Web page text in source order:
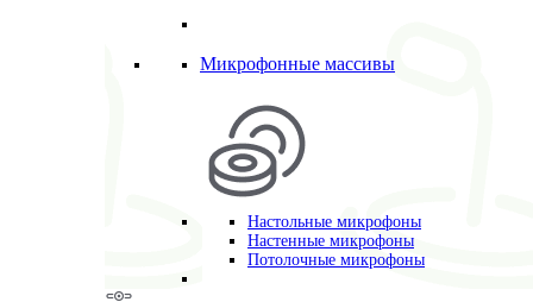
Микрофонные массивы
Настольные микрофоны
Настенные микрофоны
Потолочные микрофоны